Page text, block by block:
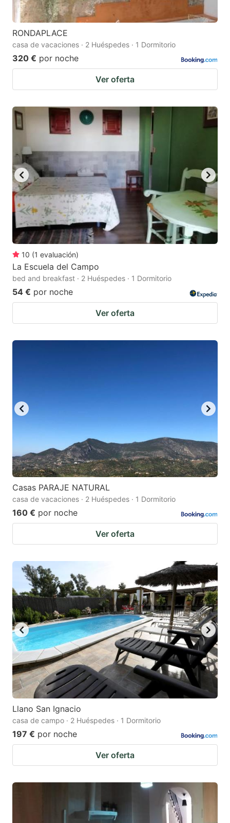
RONDAPLACE
casa de vacaciones · 2 Huéspedes · 1 Dormitorio
320 € por noche
Ver oferta
10 (1 evaluación)
La Escuela del Campo
bed and breakfast · 2 Huéspedes · 1 Dormitorio
54 € por noche
Ver oferta
Casas PARAJE NATURAL
casa de vacaciones · 2 Huéspedes · 1 Dormitorio
160 € por noche
Ver oferta
Llano San Ignacio
casa de campo · 2 Huéspedes · 1 Dormitorio
197 € por noche
Ver oferta